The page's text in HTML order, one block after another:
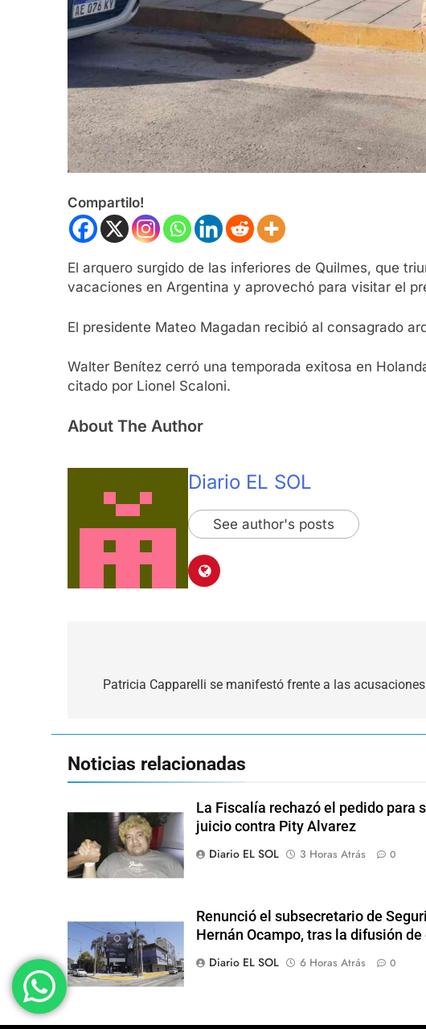
Compartilo!
El arquero surgido de las inferiores de Quilmes, que
vacaciones en Argentina y aprovechó para visitar el
El presidente Mateo Magadan recibió al consagrado
Walter Benítez cerró una temporada exitosa en
citado por Lionel Scaloni.
About The Author
Diario EL SOL
See author's posts
dePatricia Capparelli se manifestó frente a las
Noticias relacionadas
La Fiscalía rechazó el pedido para
juicio contra Pity Alvarez
Diario EL SOL
3 Horas Atrás 0
Renunció el subsecretario de
Hernán Ocampo, tras la difusión
Diario EL SOL
6 Horas Atrás 0